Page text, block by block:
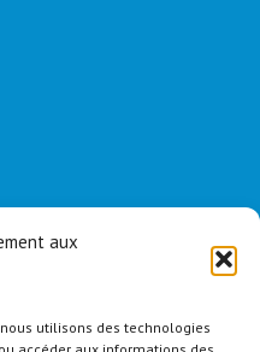
aux
utilisons des technologies